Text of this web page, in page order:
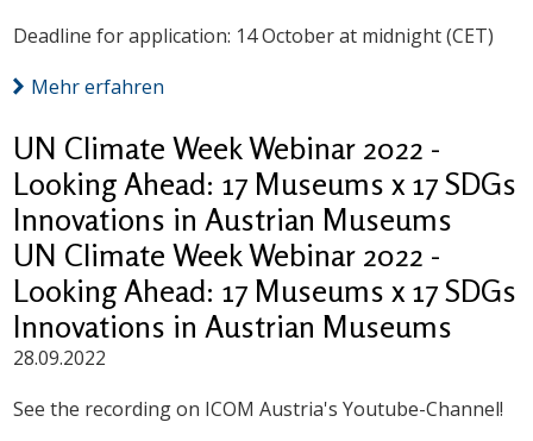
Deadline for application: 14 October at midnight (CET)
Mehr erfahren
UN Climate Week Webinar 2022 -
Looking Ahead: 17 Museums x 17 SDGs
Innovations in Austrian Museums
UN Climate Week Webinar 2022 -
Looking Ahead: 17 Museums x 17 SDGs
Innovations in Austrian Museums
28.09.2022
See the recording on ICOM Austria's Youtube-Channel!